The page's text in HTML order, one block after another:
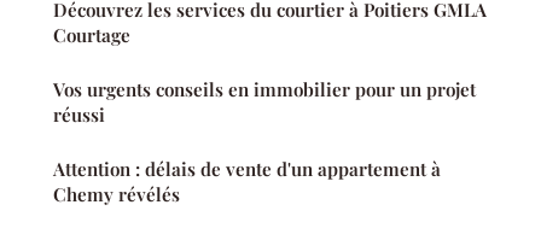
Découvrez les services du courtier à Poitiers GMLA
Courtage
Vos urgents conseils en immobilier pour un projet
réussi
Attention : délais de vente d'un appartement à
Chemy révélés